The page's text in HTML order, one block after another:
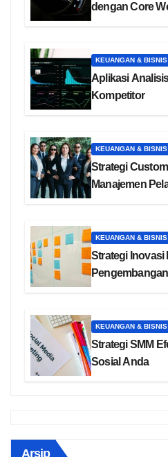
dengan Core
KEUANGAN & BISNIS
Aplikasi
Kompetitor
KEUANGAN & BISNIS
Strategi
Manajemen
KEUANGAN & BISNIS
Strategi
KEUANGAN & BISNIS
Strategi SMM
Sosial Anda
Arsip